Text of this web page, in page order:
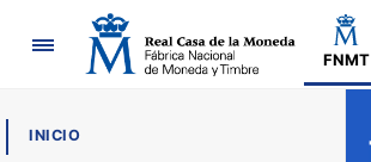
Navegación
FNMT
INICIO